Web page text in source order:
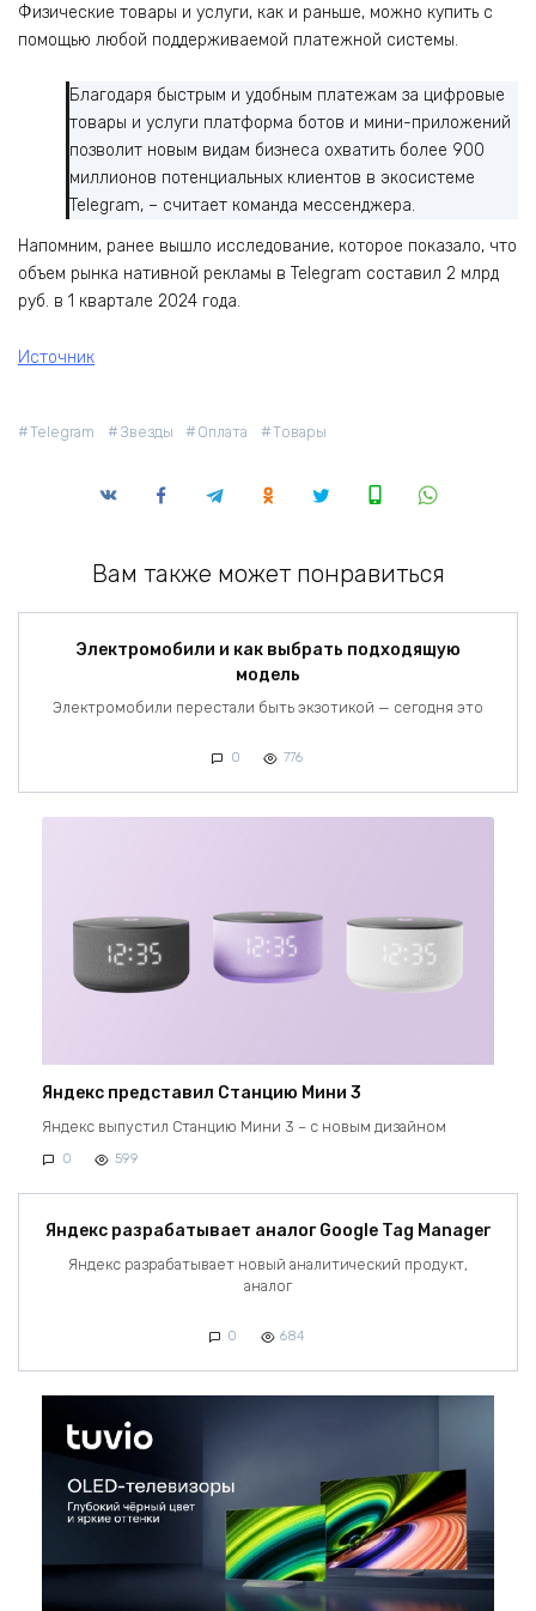
Физические товары и услуги, как и раньше, можно купить с
помощью любой поддерживаемой платежной системы.
Благодаря быстрым и удобным платежам за цифровые
товары и услуги платформа ботов и мини-приложений
позволит новым видам бизнеса охватить более 900
миллионов потенциальных клиентов в экосистеме
Telegram, – считает команда мессенджера.
Напомним, ранее вышло исследование, которое показало, что
объем рынка нативной рекламы в Telegram составил 2 млрд
руб. в 1 квартале 2024 года.
Источник
Telegram Звезды Оплата Товары
Вам также может понравиться
Электромобили и как выбрать подходящую
модель
Электромобили перестали быть экзотикой — сегодня это
0 776
Яндекс представил Станцию Мини 3
Яндекс выпустил Станцию Мини 3 – с новым дизайном
0 599
Яндекс разрабатывает аналог Google Tag Manager
Яндекс разрабатывает новый аналитический продукт,
аналог
0 684